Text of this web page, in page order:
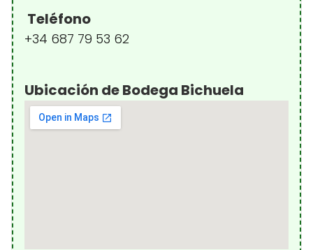
Teléfono
+34 687 79 53 62
Ubicación de Bodega Bichuela